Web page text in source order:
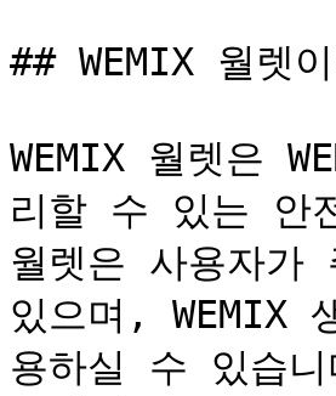
## WEMIX 월렛
WEMIX 월렛은
리할 수 있는 안
월렛은 사용자가
있으며, WEMIX
용하실 수 있습